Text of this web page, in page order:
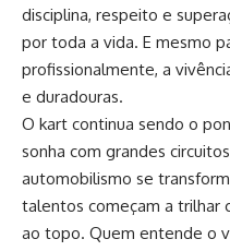
disciplina, respeito e
por toda a vida. E mesmo
profissionalmente, a
e duradouras.
O kart continua sendo o
sonha com grandes
automobilismo se
talentos começam a trilhar
ao topo. Quem entende o